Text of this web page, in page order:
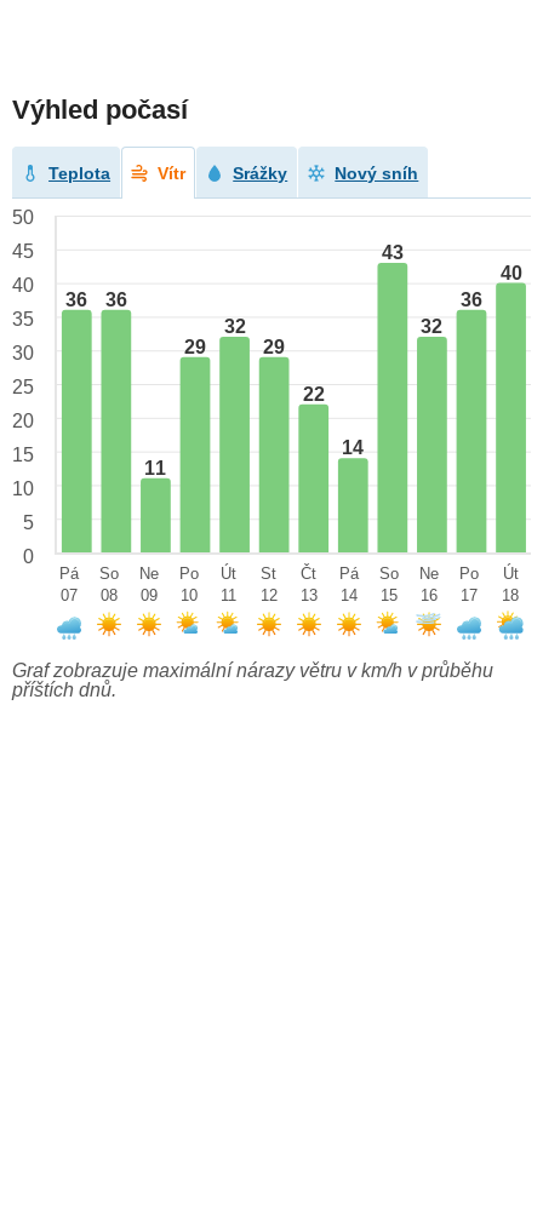
Výhled počasí
Teplota Vítr Srážky Nový sníh
36 36
11
29
32
29
22
14
43
32
36
40
50
45
40
35
30
25
20
15
10
5
0
Pá
07
So
08
Ne
09
Po
10
Út
11
St
12
Čt
13
Pá
14
So
15
Ne
16
Po
17
Út
18
Graf zobrazuje maximální nárazy větru v km/h v průběhu
příštích dnů.